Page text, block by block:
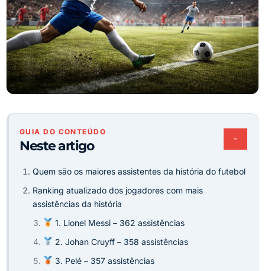
GUIA DO CONTEÚDO
Neste artigo −
Quem são os maiores assistentes da história do futebol
Ranking atualizado dos jogadores com mais
assistências da história
1. Lionel Messi – 362 assistências
2. Johan Cruyff – 358 assistências
3. Pelé – 357 assistências